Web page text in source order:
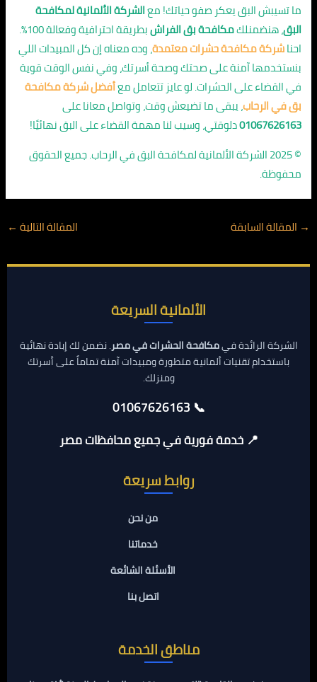
ما تسيبش البق يعكر صفو حياتك! معالشركة الألمانية لمكافحة
البق، هنضمنلكمكافحة بق الفراش
بطريقة احترافية وفعالة 100%.
احناشركة مكافحة حشرات معتمدة، وده معناه إن كل المبيدات اللي
بنستخدمها آمنة على صحتك وصحة أسرتك، وفي نفس الوقت قوية
في القضاء على الحشرات. لو عايز تتعامل معأفضل شركة مكافحة
بق في الرحاب، يبقى ما تضيعش وقت، وتواصل معانا على
01067626163دلوقتي، وسيب لنا مهمة القضاء على البق نهائيًا!
© 2025 الشركة الألمانية لمكافحة البق في الرحاب. جميع الحقوق
محفوظة.
→ المقالة السابقة المقالة التالية ←
الألمانية السريعة
الشركة الرائدة فيمكافحة الحشرات في مصر. نضمن لك إبادة نهائية
باستخدام تقنيات ألمانية متطورة ومبيدات آمنة تماماً على أسرتك
ومنزلك.
📞 01067626163
📍 خدمة فورية في جميع محافظات مصر
روابط سريعة
من نحن
خدماتنا
الأسئلة الشائعة
اتصل بنا
مناطق الخدمة